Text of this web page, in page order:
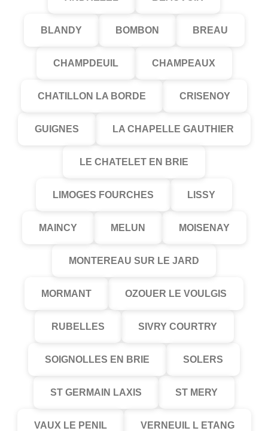
BLANDY BOMBON BREAU
CHAMPDEUIL CHAMPEAUX
CHATILLON LA BORDE CRISENOY
GUIGNES LA CHAPELLE GAUTHIER
LE CHATELET EN BRIE
LIMOGES FOURCHES LISSY
MAINCY MELUN MOISENAY
MONTEREAU SUR LE JARD
MORMANT OZOUER LE VOULGIS
RUBELLES SIVRY COURTRY
SOIGNOLLES EN BRIE SOLERS
ST GERMAIN LAXIS ST MERY
VAUX LE PENIL VERNEUIL L ETANG